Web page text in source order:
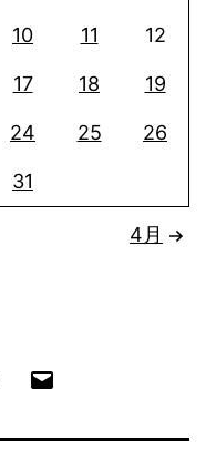
10 11 12
17 18 19
24 25 26
31
4月
Instagram